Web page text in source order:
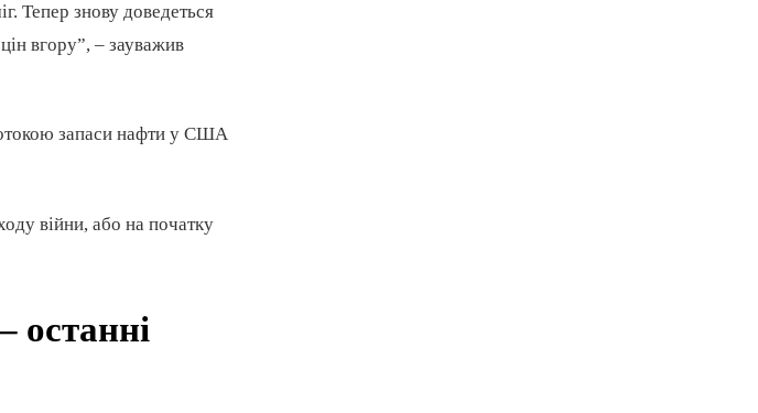
Тепер знову доведеться
вгору”, – зауважив
запаси нафти у США
війни, або на початку
останні